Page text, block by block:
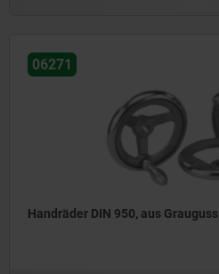
06271
Handräder DIN 950, aus Grauguss